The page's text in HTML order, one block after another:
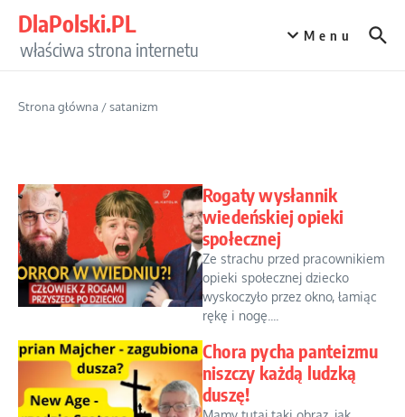
DlaPolski.PL
właściwa strona internetu
Menu
Strona główna /satanizm
Rogaty wysłannik
wiedeńskiej opieki
społecznej
Ze strachu przed pracownikiem
opieki społecznej dziecko
wyskoczyło przez okno, łamiąc
rękę i nogę....
Chora pycha panteizmu
niszczy każdą ludzką
duszę!